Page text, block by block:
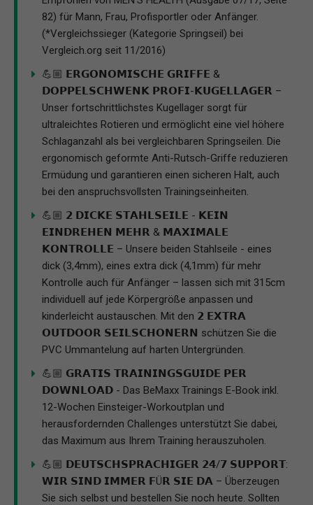
82) für Mann, Frau, Profisportler oder Anfänger.
(*Vergleichssieger (Kategorie Springseil) bei
Vergleich.org seit 11/2016)
💪🏼 𝗘𝗥𝗚𝗢𝗡𝗢𝗠𝗜𝗦𝗖𝗛𝗘 𝗚𝗥𝗜𝗙𝗙𝗘 &
𝗗𝗢𝗣𝗣𝗘𝗟𝗦𝗖𝗛𝗪𝗘𝗡𝗞 𝗣𝗥𝗢𝗙𝗜-𝗞𝗨𝗚𝗘𝗟𝗟𝗔𝗚𝗘𝗥 –
Unser fortschrittlichstes Kugellager sorgt für
ultraleichtes Rotieren und ermöglicht eine viel höhere
Schlaganzahl als bei vergleichbaren Springseilen. Die
ergonomisch geformte Anti-Rutsch-Griffe reduzieren
Ermüdung und garantieren einen sicheren Halt, auch
bei den anspruchsvollsten Trainingseinheiten.
💪🏼 𝟮 𝗗𝗜𝗖𝗞𝗘 𝗦𝗧𝗔𝗛𝗟𝗦𝗘𝗜𝗟𝗘 - 𝗞𝗘𝗜𝗡
𝗘𝗜𝗡𝗗𝗥𝗘𝗛𝗘𝗡 𝗠𝗘𝗛𝗥 & 𝗠𝗔𝗫𝗜𝗠𝗔𝗟𝗘
𝗞𝗢𝗡𝗧𝗥𝗢𝗟𝗟𝗘 – Unsere beiden Stahlseile - eines
dick (3,4mm), eines extra dick (4,1mm) für mehr
Kontrolle auch für Anfänger – lassen sich mit 315cm
individuell auf jede Körpergröße anpassen und
kinderleicht austauschen. Mit den 𝟮 𝗘𝗫𝗧𝗥𝗔
𝗢𝗨𝗧𝗗𝗢𝗢𝗥 𝗦𝗘𝗜𝗟𝗦𝗖𝗛𝗢𝗡𝗘𝗥𝗡 schützen Sie die
PVC Ummantelung auf harten Untergründen.
💪🏼 𝗚𝗥𝗔𝗧𝗜𝗦 𝗧𝗥𝗔𝗜𝗡𝗜𝗡𝗚𝗦𝗚𝗨𝗜𝗗𝗘 𝗣𝗘𝗥
𝗗𝗢𝗪𝗡𝗟𝗢𝗔𝗗 - Das BeMaxx Trainings E-Book inkl.
12-Wochen Einsteiger-Workoutplan und
herausfordernden Challenges unterstützt Sie dabei,
das Maximum aus Ihrem Training herauszuholen.
💪🏼 𝗗𝗘𝗨𝗧𝗦𝗖𝗛𝗦𝗣𝗥𝗔𝗖𝗛𝗜𝗚𝗘𝗥 𝟮𝟰/𝟳 𝗦𝗨𝗣𝗣𝗢𝗥𝗧:
𝗪𝗜𝗥 𝗦𝗜𝗡𝗗 𝗜𝗠𝗠𝗘𝗥 𝗙Ü𝗥 𝗦𝗜𝗘 𝗗𝗔 – Überzeugen
Sie sich selbst und bestellen Sie noch heute. Sollten